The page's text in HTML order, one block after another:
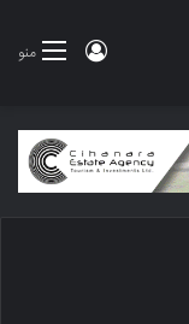
منو ورود